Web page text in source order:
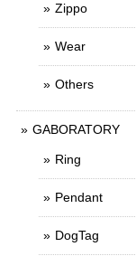
Zippo
Wear
Others
GABORATORY
Ring
Pendant
DogTag